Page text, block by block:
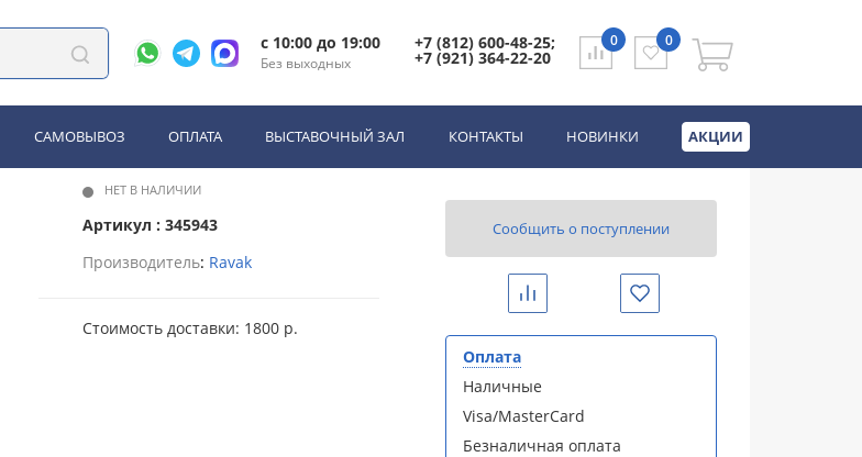
c 10:00 до 19:00
Без выходных
+7 (812) 600-48-25;
+7 (921) 364-22-20
0 0
САМОВЫВОЗ ОПЛАТА ВЫСТАВОЧНЫЙ ЗАЛ КОНТАКТЫ НОВИНКИ АКЦИИ
Тумба под раковину Ravak SDU Praktik S R береза\белая (X000000153)
Praktik S R береза\белая (X000000153)
НЕТ В НАЛИЧИИ
Артикул : 345943
Производитель: Ravak
Стоимость доставки: 1800 р.
Сообщить о поступлении
Сравнить Избранное
Оплата
Наличные
Visa/MasterCard
Безналичная оплата